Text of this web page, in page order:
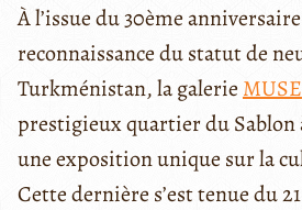
À l’issue du 30ème
reconnaissance du statut de
Turkménistan, la galerieMUSE
prestigieux quartier du Sablon
une exposition unique sur la
Cette dernière s’est tenue du